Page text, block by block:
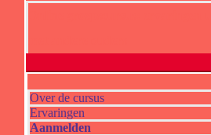
Over de cursus
Ervaringen
Aanmelden